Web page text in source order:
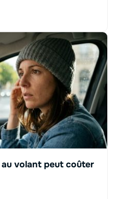
volant peut coûter